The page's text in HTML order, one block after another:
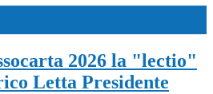
2026 la "lectio"
Letta Presidente